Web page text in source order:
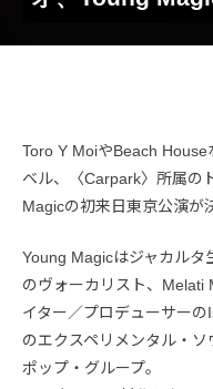
Toro Y MoiやBeach
ベル、〈Carpark〉所属の
Magicの初来日東京公演が
Young Magicはジャカルタ
のヴォーカリスト、Melati
イター／プロデューサー
のエクスペリメンタル・
ポップ・グループ。